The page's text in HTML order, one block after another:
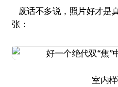
废话不多说，照片好才是
张：
室内